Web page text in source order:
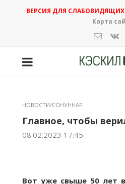
ВЕРСИЯ ДЛЯ СЛАБОВИДЯЩИХ
Карта
НОВОСТИ/СОНУННАР
Главное, чтобы
08.02.2023 17:45
Вот уже свыше 50 лет